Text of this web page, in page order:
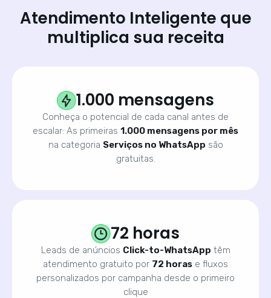
Atendimento Inteligente que
multiplica sua receita
1.000 mensagens
Conheça o potencial de cada canal antes de
escalar: As primeiras 1.000 mensagens por mês
na categoria Serviços no WhatsApp são
gratuitas.
72 horas
Leads de anúncios Click-to-WhatsApp têm
atendimento gratuito por 72 horas e fluxos
personalizados por campanha desde o primeiro
clique